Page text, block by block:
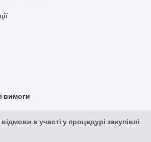
вимоги
в участі у процедурі закупівлі